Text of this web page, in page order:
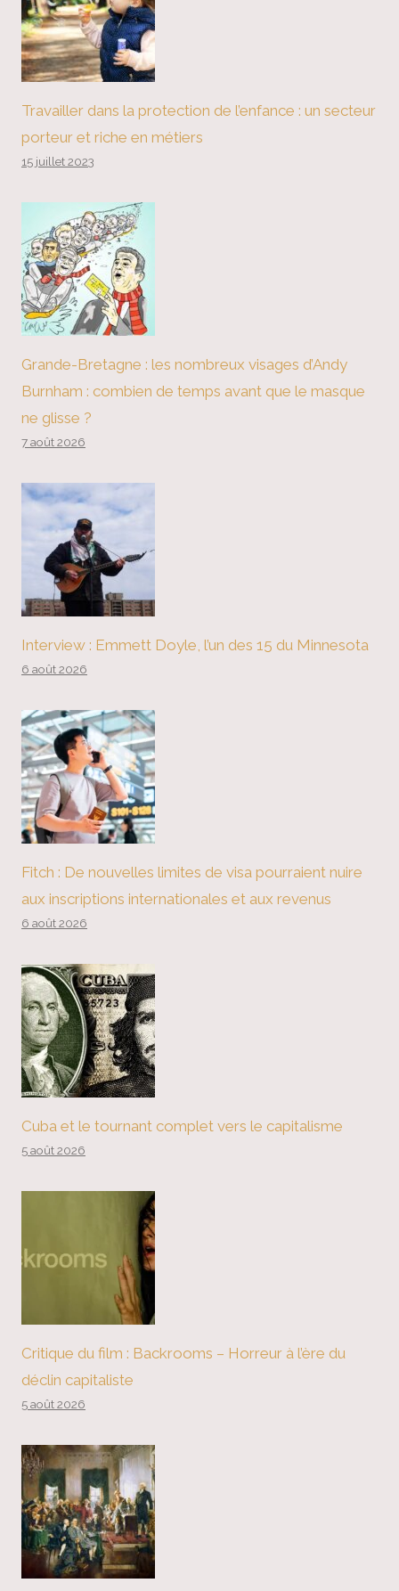
Travailler dans la protection de l’enfance : un secteur
porteur et riche en métiers
15 juillet 2023
Grande-Bretagne : les nombreux visages d’Andy
Burnham : combien de temps avant que le masque
ne glisse ?
7 août 2026
Interview : Emmett Doyle, l’un des 15 du Minnesota
6 août 2026
Fitch : De nouvelles limites de visa pourraient nuire
aux inscriptions internationales et aux revenus
6 août 2026
Cuba et le tournant complet vers le capitalisme
5 août 2026
Critique du film : Backrooms – Horreur à l’ère du
déclin capitaliste
5 août 2026